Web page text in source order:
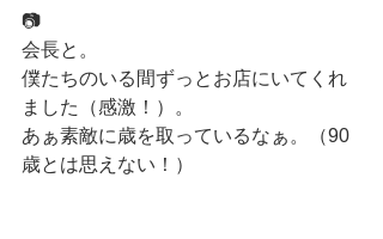
📷
会長と。
僕たちのいる間ずっとお店にいてくれ
ました（感激！）。
あぁ素敵に歳を取っているなぁ。（90
歳とは思えない！）